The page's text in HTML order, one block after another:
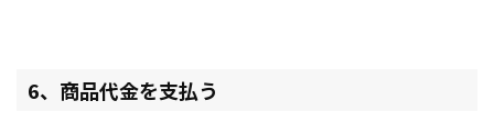
6、商品代金を支払う